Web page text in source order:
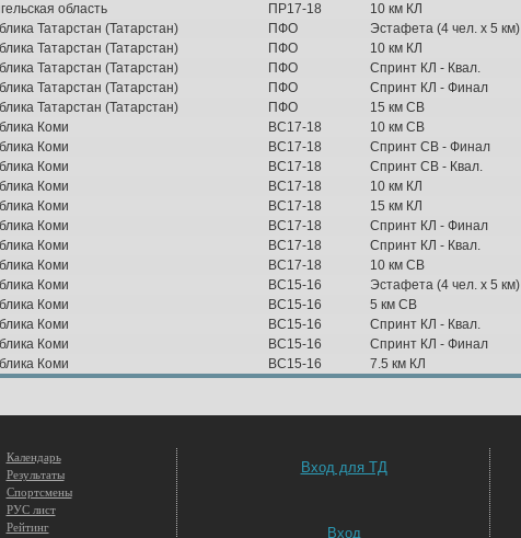
область ПР17-18 10 км КЛ
Татарстан (Татарстан) ПФО Эстафета (4 чел. х 5 км)
Татарстан (Татарстан) ПФО 10 км КЛ
Татарстан (Татарстан) ПФО Спринт КЛ - Квал.
Татарстан (Татарстан) ПФО Спринт КЛ - Финал
Татарстан (Татарстан) ПФО 15 км СВ
Коми ВС17-18 10 км СВ
Коми ВС17-18 Спринт СВ - Финал
Коми ВС17-18 Спринт СВ - Квал.
Коми ВС17-18 10 км КЛ
Коми ВС17-18 15 км КЛ
Коми ВС17-18 Спринт КЛ - Финал
Коми ВС17-18 Спринт КЛ - Квал.
Коми ВС17-18 10 км СВ
Коми ВС15-16 Эстафета (4 чел. х 5 км)
Коми ВС15-16 5 км СВ
Коми ВС15-16 Спринт КЛ - Квал.
Коми ВС15-16 Спринт КЛ - Финал
Коми ВС15-16 7.5 км КЛ
Календарь
Результаты
Спортсмены
РУС лист
Рейтинг
Вход для ТД
Вход